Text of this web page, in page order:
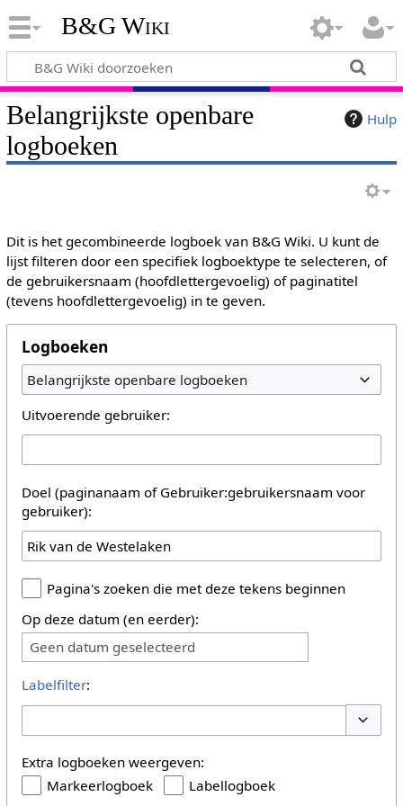
B&G Wiki
Hulp
Belangrijkste openbare
logboeken
Dit is het gecombineerde logboek van B&G Wiki. U kunt de
lijst filteren door een specifiek logboektype te selecteren, of
de gebruikersnaam (hoofdlettergevoelig) of paginatitel
(tevens hoofdlettergevoelig) in te geven.
Logboeken
Belangrijkste openbare logboeken
Uitvoerende gebruiker:
Doel (paginanaam of Gebruiker:gebruikersnaam voor
gebruiker):
Pagina's zoeken die met deze tekens beginnen
Op deze datum (en eerder):
Geen datum geselecteerd
Labelfilter:
Extra logboeken weergeven:
Markeerlogboek
Labellogboek